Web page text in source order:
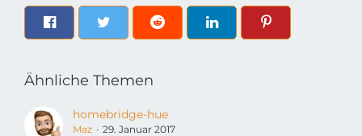
Ähnliche Themen
homebridge-hue
Maz
29. Januar 2017